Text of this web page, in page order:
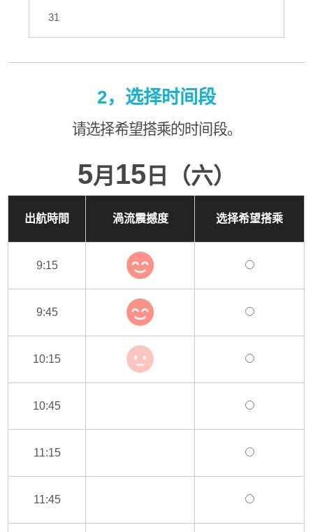
31
2，选择时间段
请选择希望搭乘的时间段。
5月 15 日（六）
出航時間 渦流震撼度 选择希望搭乘
9:15
9:45
10:15
10:45
11:15
11:45